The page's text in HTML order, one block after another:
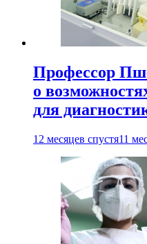
Профессор
о
для
12 месяцев спустя11